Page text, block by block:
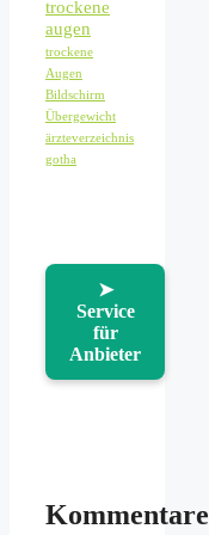
trockene
augen
trockene
Augen
Bildschirm
Übergewicht
ärzteverzeichnis
gotha
➤
Service
für
Anbieter
Kommentare